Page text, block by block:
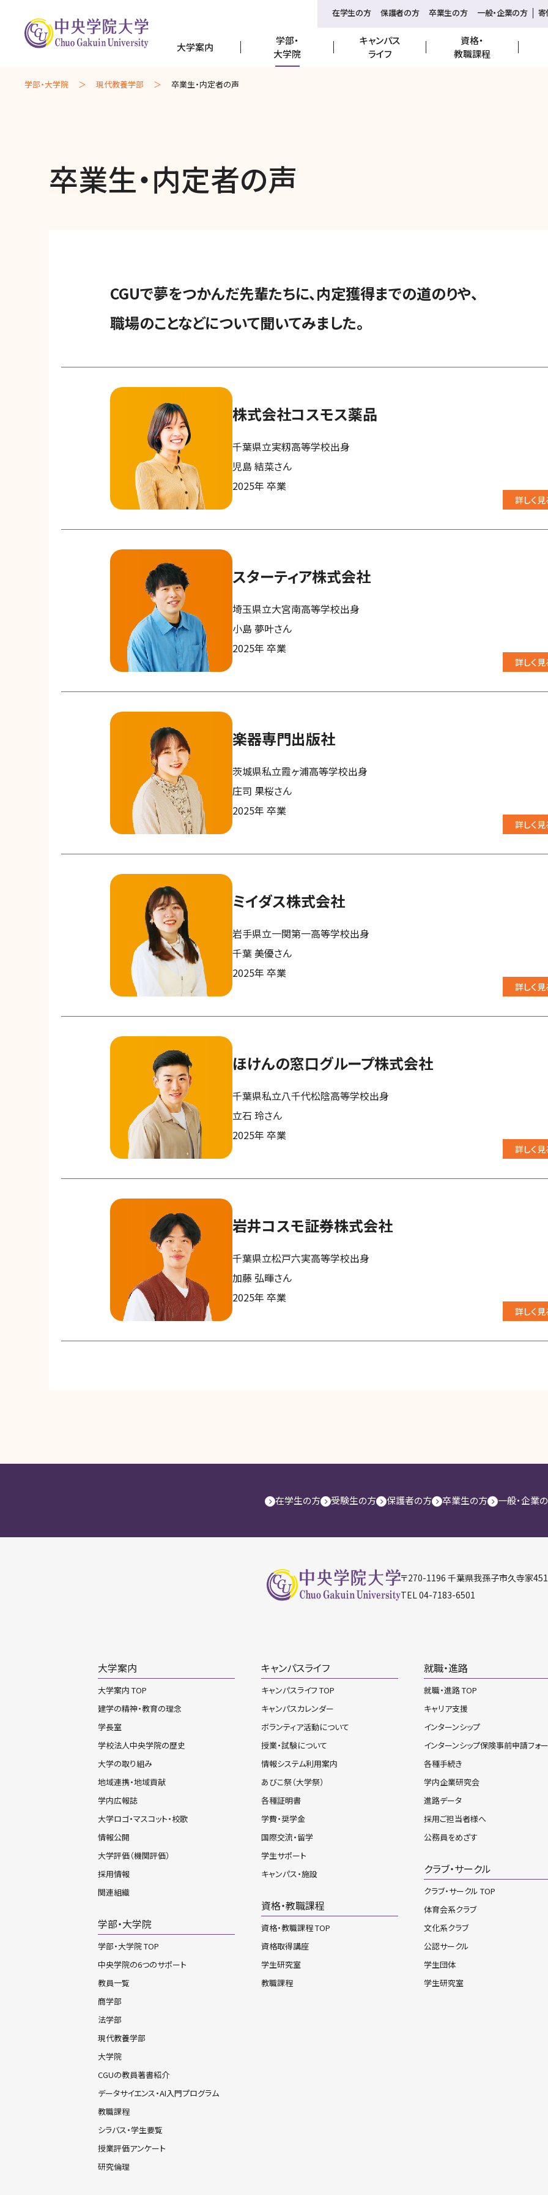
在学生の方 保護者の方 卒業生の方 一般・企業の方 寄
大学案内
学部・
大学院
キャンパス
ライフ
資格・
教職課程
交通アクセス
訪問者別
学部・大学院
学部・大学院 現代教養学部 卒業生・内定者の声
卒業生・内定者の声
CGUで夢をつかんだ先輩たちに、内定獲得までの道のりや、
職場のことなどについて聞いてみました。
株式会社コスモス薬品
千葉県立実籾高等学校出身
児島 結菜さん
2025年 卒業
詳しく見
スターティア株式会社
埼玉県立大宮南高等学校出身
小島 夢叶さん
2025年 卒業
詳しく見
楽器専門出版社
茨城県私立霞ヶ浦高等学校出身
庄司 果桜さん
2025年 卒業
詳しく見
ミイダス株式会社
岩手県立一関第一高等学校出身
千葉 美優さん
2025年 卒業
詳しく見
ほけんの窓口グループ株式会社
千葉県私立八千代松陰高等学校出身
立石 玲さん
2025年 卒業
詳しく見
岩井コスモ証券株式会社
千葉県立松戸六実高等学校出身
加藤 弘暉さん
2025年 卒業
詳しく見
在学生の方 受験生の方 保護者の方 卒業生の方 一般・企業
〒270-1196 千葉県我孫子市久寺家451
TEL04-7183-6501
大学案内
大学案内 TOP
建学の精神・教育の理念
学長室
学校法人中央学院の歴史
大学の取り組み
地域連携・地域貢献
学内広報誌
大学ロゴ・マスコット・校歌
情報公開
大学評価（機関評価）
採用情報
関連組織
学部・大学院
学部・大学院 TOP
中央学院の6つのサポート
教員一覧
商学部
法学部
現代教養学部
大学院
CGUの教員著書紹介
データサイエンス・AI入門プログラム
教職課程
シラバス・学生要覧
授業評価アンケート
研究倫理
キャンパスライフ
キャンパスライフ TOP
キャンパスカレンダー
ボランティア活動について
授業・試験について
情報システム利用案内
あびこ祭（大学祭）
各種証明書
学費・奨学金
国際交流・留学
学生サポート
キャンパス・施設
資格・教職課程
資格・教職課程 TOP
資格取得講座
学生研究室
教職課程
就職・進路
就職・進路 TOP
キャリア支援
インターンシップ
インターンシップ保険事前申請フォ
各種手続き
学内企業研究会
進路データ
採用ご担当者様へ
公務員をめざす
クラブ・サークル
クラブ・サークル TOP
体育会系クラブ
文化系クラブ
公認サークル
学生団体
学生研究室